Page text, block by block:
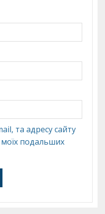
та адресу сайту
подальших